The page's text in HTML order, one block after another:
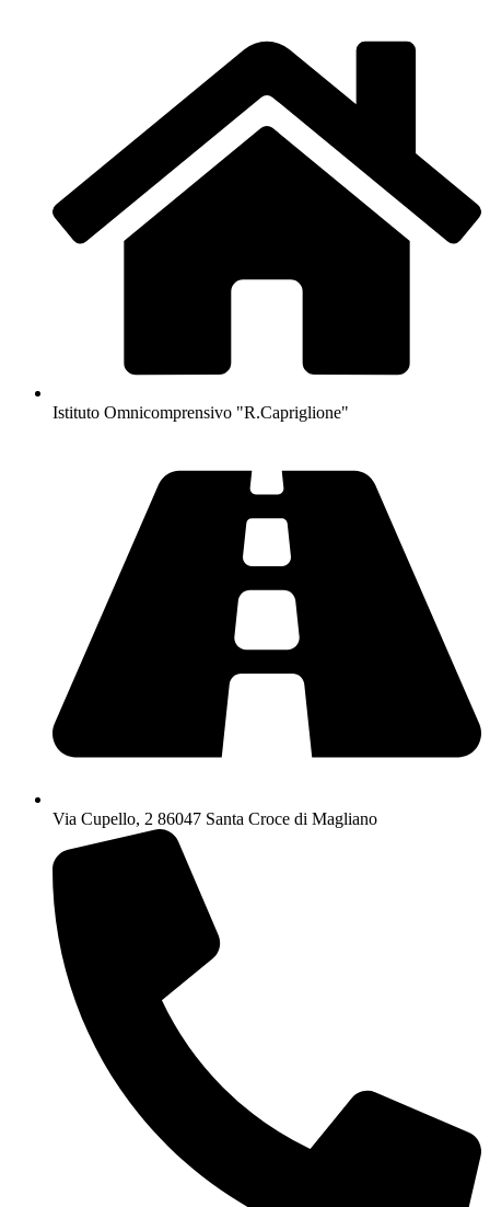
Istituto Omnicomprensivo "R.Capriglione"
Via Cupello, 2 86047 Santa Croce di Magliano